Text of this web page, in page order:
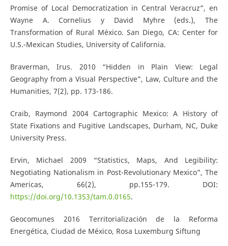
Promise of Local Democratization in Central Veracruz”, en
Wayne A. Cornelius y David Myhre (eds.), The
Transformation of Rural México. San Diego, CA: Center for
U.S.-Mexican Studies, University of California.
Braverman, Irus. 2010 “Hidden in Plain View: Legal
Geography from a Visual Perspective”, Law, Culture and the
Humanities, 7(2), pp. 173-186.
Craib, Raymond 2004 Cartographic Mexico: A History of
State Fixations and Fugitive Landscapes, Durham, NC, Duke
University Press.
Ervin, Michael 2009 “Statistics, Maps, And Legibility:
Negotiating Nationalism in Post-Revolutionary Mexico”, The
Americas, 66(2), pp.155-179. DOI:
https://doi.org/10.1353/tam.0.0165.
Geocomunes 2016 Territorialización de la Reforma
Energética, Ciudad de México, Rosa Luxemburg Siftung